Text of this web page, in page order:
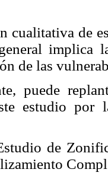
cualitativa de
implica
de las
puede
estudio por
de